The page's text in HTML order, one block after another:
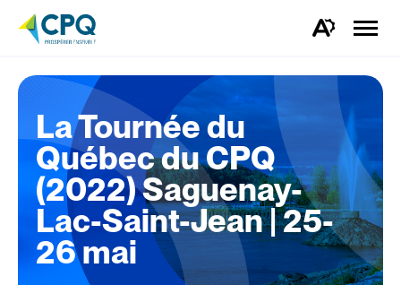
Ouvrez
d'outils
d'accessibilité.
la
La Tournée du
Québec du CPQ
(2022) Saguenay-
Lac-Saint-Jean | 25-
26 mai